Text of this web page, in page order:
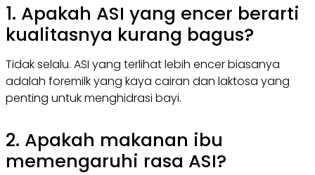
1. Apakah ASI yang encer berarti
kualitasnya kurang bagus?
Tidak selalu. ASI yang terlihat lebih encer biasanya
adalah foremilkyang kaya cairan dan laktosa yang
penting untuk menghidrasi bayi.
2. Apakah makanan ibu
memengaruhi rasa ASI?